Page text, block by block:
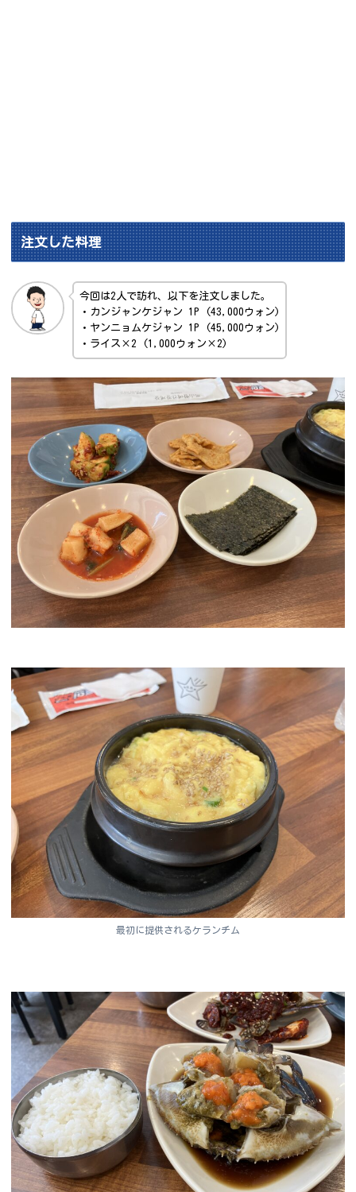
注文した料理
今回は2人で訪れ、以下を注文しました。
・カンジャンケジャン 1P (43,000ウォン)
・ヤンニョムケジャン 1P (45,000ウォン)
・ライス×2 (1,000ウォン×2)
最初に提供されるケランチム